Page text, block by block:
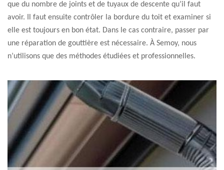
que du nombre de joints et de tuyaux de descente qu’il faut
avoir. Il faut ensuite contrôler la bordure du toit et examiner si
elle est toujours en bon état. Dans le cas contraire, passer par
une réparation de gouttière est nécessaire. À Semoy, nous
n’utilisons que des méthodes étudiées et professionnelles.